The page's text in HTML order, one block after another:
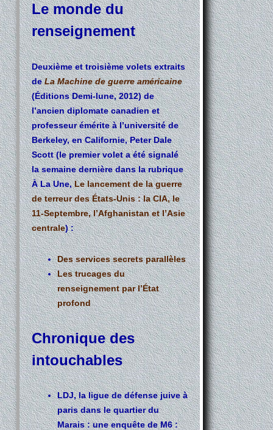
Le monde du
renseignement
Deuxième et troisième volets extraits
deLa Machine de guerre américaine
(Éditions Demi-lune, 2012) de
l’ancien diplomate canadien et
professeur émérite à l’université de
Berkeley, en Californie, Peter Dale
Scott (le premier volet a été signalé
la semaine dernière dans la rubrique
À La Une,Le lancement de la guerre
de terreur des États-Unis : la CIA, le
11-Septembre, l’Afghanistan et l’Asie
centrale) :
Des services secrets parallèles
Les trucages du
renseignement par l’État
profond
Chronique des
intouchables
LDJ, la ligue de défense juive à
paris dans le quartier du
Marais : une enquête de M6 :